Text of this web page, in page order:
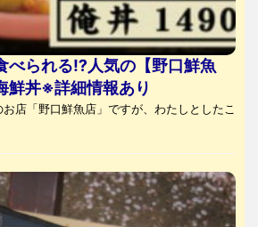
べられる⁉人気の【野口鮮魚
鮮丼※詳細情報あり
店「野口鮮魚店」ですが、わたしとしたこ